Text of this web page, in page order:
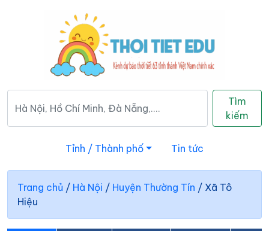
Tìm
kiếm
Tỉnh / Thành phố Tin tức
Trang chủ / Hà Nội / Huyện Thường Tín / Xã Tô
Hiệu